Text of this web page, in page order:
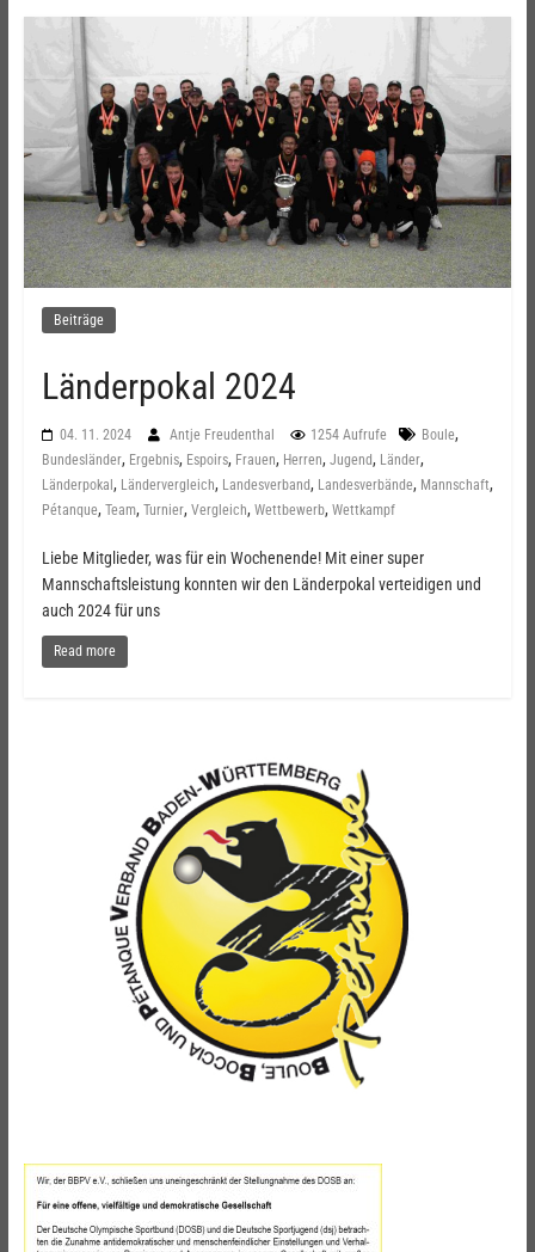
Beiträge
Länderpokal 2024
04. 11. 2024 Antje Freudenthal 1254 Aufrufe Boule,
Bundesländer, Ergebnis, Espoirs, Frauen, Herren, Jugend, Länder,
Länderpokal , Ländervergleich, Landesverband, Landesverbände, Mannschaft,
Pétanque, Team, Turnier, Vergleich, Wettbewerb, Wettkampf
Liebe Mitglieder, was für ein Wochenende! Mit einer super
Mannschaftsleistung konnten wir den Länderpokal verteidigen und
auch 2024 für uns
Read more